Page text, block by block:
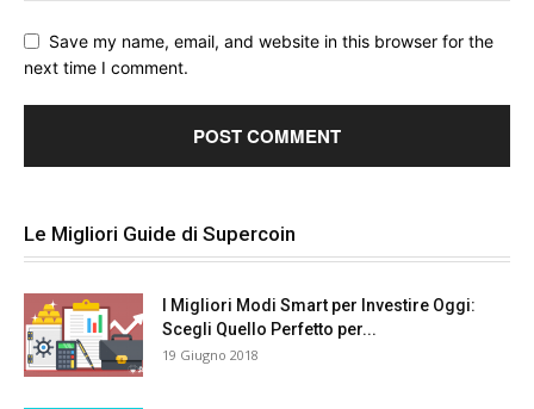
Save my name, email, and website in this browser for the
next time I comment.
Le Migliori Guide di Supercoin
I Migliori Modi Smart per Investire Oggi:
Scegli Quello Perfetto per...
19 Giugno 2018